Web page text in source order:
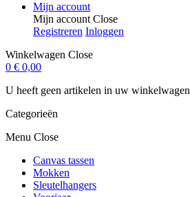
Mijn account
Mijn account Close
Registreren Inloggen
Winkelwagen Close
0 € 0,00
U heeft geen artikelen in uw winkelwagen
Categorieën
Menu Close
Canvas tassen
Mokken
Sleutelhangers